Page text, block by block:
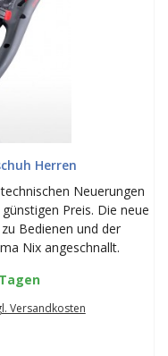
Herren
Neuerungen
Preis. Die neue
Bedienen und der
Nix angeschnallt.
Versandkosten